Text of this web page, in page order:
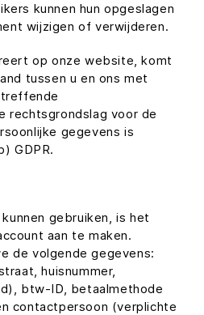
kunnen hun opgeslagen
wijzigen of verwijderen.
op onze website, komt
tussen u en ons met
rechtsgrondslag voor de
gegevens is
GDPR.
gebruiken, is het
aan te maken.
de volgende gegevens:
huisnummer,
btw-ID, betaalmethode
contactpersoon (verplichte